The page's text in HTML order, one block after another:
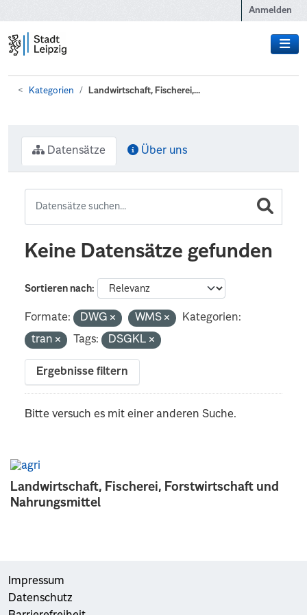
Anmelden
Kategorien Landwirtschaft, Fischerei,...
Landwirtschaft, Fischerei, Forstwirtschaft und
Nahrungsmittel
Datensätze Über uns
Keine Datensätze gefunden
Sortieren nach
Formate: DWG WMS
Kategorien:
tran
Tags: DSGKL
Ergebnisse filtern
Bitte versuch es mit einer anderen Suche.
Impressum
Datenschutz